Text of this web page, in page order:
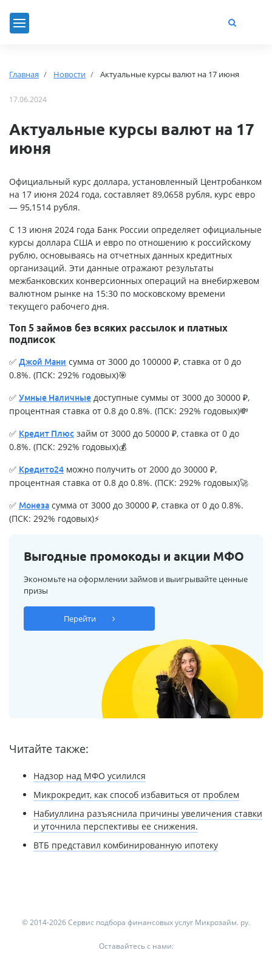
Главная Новости Актуальные курсы валют на 17 июня
17.06.2024
Актуальные курсы валют на 17
июня
Официальный курс доллара, установленный Центробанком
на 17 июня 2024 года, составляет 89,0658 рубля, курс евро
— 95,1514 рубля.
С 13 июня 2024 года Банк России определяет официальные
курсы доллара США и евро по отношению к российскому
рублю, основываясь на отчетных данных кредитных
организаций. Эти данные отражают результаты
межбанковских конверсионных операций на внебиржевом
валютном рынке на 15:30 по московскому времени
текущего рабочего дня.
Топ 5 займов без всяких рассылок и платных
подписок
✅ Джой Мани сумма от 3000 до 100000 ₽, ставка от 0 до
0.8%. (ПСК: 292% годовых)🎯
✅ Умные Наличные доступные суммы от 3000 до 30000 ₽,
процентная ставка от 0.8 до 0.8%. (ПСК: 292% годовых)💸
✅ Кредит Плюс займ от 3000 до 50000 ₽, ставка от 0 до
0.8%. (ПСК: 292% годовых)💰
✅ Кредито24 можно получить от 2000 до 30000 ₽,
процентная ставка от 0.8 до 0.8%. (ПСК: 292% годовых)🚀
✅ Монеза сумма от 3000 до 30000 ₽, ставка от 0 до 0.8%.
(ПСК: 292% годовых)⚡
Выгодные промокоды и акции МФО
Экономьте на оформлении займов и выигрывайте ценные
призы
Перейти
Читайте также:
Надзор над МФО усилился
Микрокредит, как способ избавиться от проблем
Набиуллина разъяснила причины увеличения ставки
и уточнила перспективы ее снижения.
ВТБ представил комбинированную ипотеку
© 2014-2026 Сервис подбора финансовых услуг Микрозайм. ру.
Оставайтесь с нами: